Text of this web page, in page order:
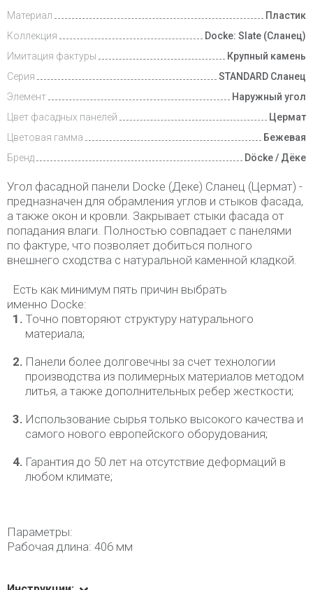
Доставка
и оплата
Материал
Пластик
Коллекция
Docke: Slate (Сланец)
Имитация фактуры
Крупный камень
Серия
STANDARD Сланец
Элемент
Наружный угол
Цвет фасадных панелей
Цермат
Цветовая гамма
Бежевая
Бренд
Döcke / Дёке
Угол фасадной панели Docke (Деке) Сланец (Цермат) -
предназначен для обрамления углов и стыков фасада,
а также окон и кровли. Закрывает стыки фасада от
попадания влаги. Полностью совпадает с панелями
по фактуре, что позволяет добиться полного
внешнего сходства с натуральной каменной кладкой.
Есть как минимум пять причин выбрать
именно Docke:
Точно повторяют структуру натурального
материала;
Панели более долговечны за счет технологии
производства из полимерных материалов методом
литья, а также дополнительных ребер жесткости;
Использование сырья только высокого качества и
самого нового европейского оборудования;
Гарантия до 50 лет на отсутствие деформаций в
любом климате;
Параметры:
Рабочая длина: 406 мм